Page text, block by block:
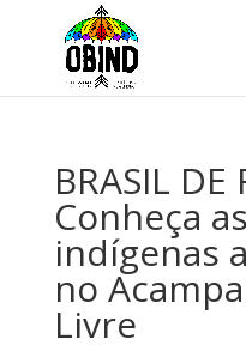
BRASIL DE
Conheça
indígenas
no
Livre